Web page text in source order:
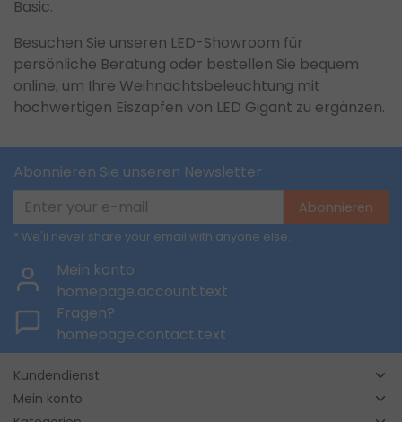
Basic.
Besuchen Sie unseren LED-Showroom für
persönliche Beratung oder bestellen Sie bequem
online, um Ihre Weihnachtsbeleuchtung mit
hochwertigen Eiszapfen von LED Gigant zu ergänzen.
Abonnieren Sie unseren Newsletter
Abonnieren
* We'll never share your email with anyone else.
Mein konto
homepage.account.text
Fragen?
homepage.contact.text
Kundendienst
Mein konto